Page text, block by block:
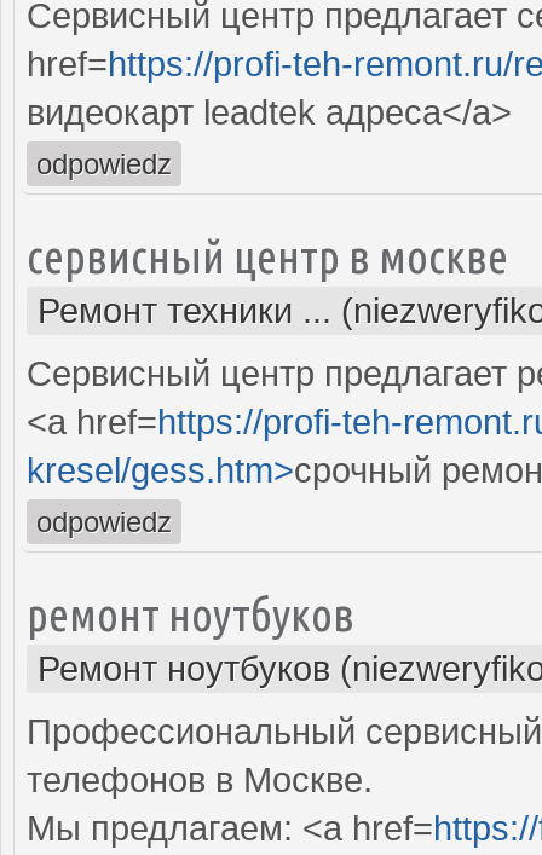
Сервисный центр предлагает
href=https://profi-teh-remont.ru/
видеокарт leadtek адреса</a>
odpowiedz
сервисный центр в москве
Ремонт техники ...
Сервисный центр предлагает
<a href=https://profi-teh-
kresel/gess.htm>срочный
odpowiedz
ремонт ноутбуков
Ремонт ноутбуков
Профессиональный
телефонов в Москве.
Мы предлагаем: <a href=